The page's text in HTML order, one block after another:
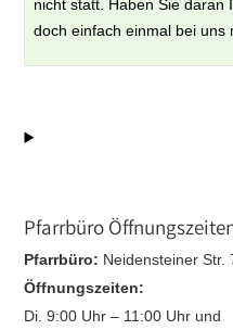
nicht statt. Haben Sie daran
doch einfach einmal bei uns
Pfarrbüro
Pfarrbüro: Neidensteiner Str.
Öffnungszeiten:
Di. 9:00 Uhr – 11:00 Uhr und